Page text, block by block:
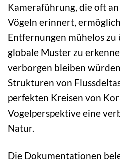
Kameraführung, die oft
Vögeln erinnert,
Entfernungen mühelos
globale Muster zu
verborgen bleiben
Strukturen von
perfekten Kreisen von
Vogelperspektive eine
Natur.
Die Dokumentationen